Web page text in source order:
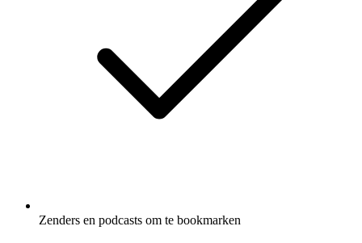
Zenders en podcasts om te bookmarken